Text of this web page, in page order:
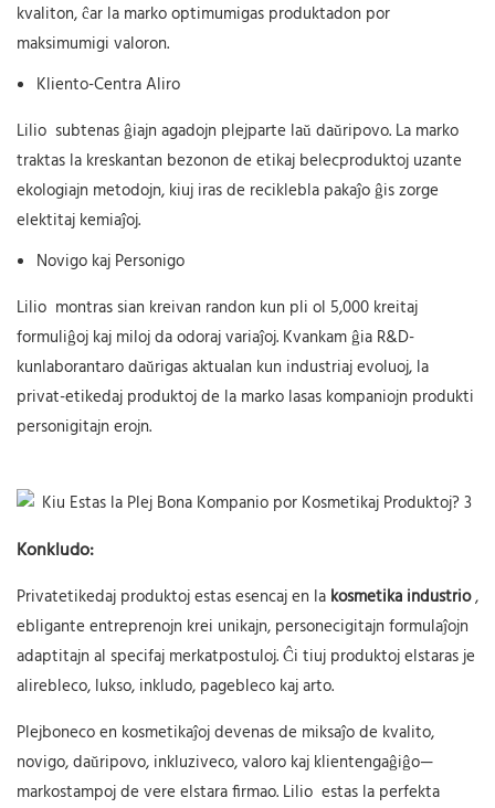
kvaliton, ĉar la marko optimumigas produktadon por
maksimumigi valoron.
Kliento-Centra Aliro
Lilio subtenas ĝiajn agadojn plejparte laŭ daŭripovo. La marko
traktas la kreskantan bezonon de etikaj belecproduktoj uzante
ekologiajn metodojn, kiuj iras de reciklebla pakaĵo ĝis zorge
elektitaj kemiaĵoj.
Novigo kaj Personigo
Lilio montras sian kreivan randon kun pli ol 5,000 kreitaj
formuliĝoj kaj miloj da odoraj variaĵoj. Kvankam ĝia R&D-
kunlaborantaro daŭrigas aktualan kun industriaj evoluoj, la
privat-etikedaj produktoj de la marko lasas kompaniojn produkti
personigitajn erojn.
Konkludo:
Privatetikedaj produktoj estas esencaj en la kosmetika industrio,
ebligante entreprenojn krei unikajn, personecigitajn formulaĵojn
adaptitajn al specifaj merkatpostuloj. Ĉi tiuj produktoj elstaras je
alirebleco, lukso, inkludo, pagebleco kaj arto.
Plejboneco en kosmetikaĵoj devenas de miksaĵo de kvalito,
novigo, daŭripovo, inkluziveco, valoro kaj klientengaĝiĝo—
markostampoj de vere elstara firmao. Lilio estas la perfekta